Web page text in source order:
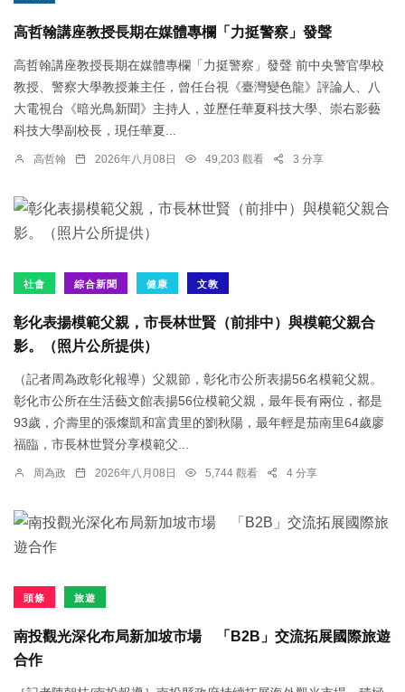
高哲翰講座教授長期在媒體專欄「力挺警察」發聲
高哲翰講座教授長期在媒體專欄「力挺警察」發聲 前中央警官學校
教授、警察大學教授兼主任，曾任台視《臺灣變色龍》評論人、八
大電視台《暗光鳥新聞》主持人，並歷任華夏科技大學、崇右影藝
科技大學副校長，現任華夏...
高哲翰 2026年八月08日 49,203 觀看 3 分享
社會 綜合新聞 健康 文教
彰化表揚模範父親，市長林世賢（前排中）與模範父親合
影。（照片公所提供）
（記者周為政彰化報導）父親節，彰化市公所表揚56名模範父親。
彰化市公所在生活藝文館表揚56位模範父親，最年長有兩位，都是
93歲，介壽里的張燦凱和富貴里的劉秋陽，最年輕是茄南里64歲廖
福臨，市長林世賢分享模範父...
周為政 2026年八月08日 5,744 觀看 4 分享
頭條 旅遊
南投觀光深化布局新加坡市場 「B2B」交流拓展國際旅遊
合作